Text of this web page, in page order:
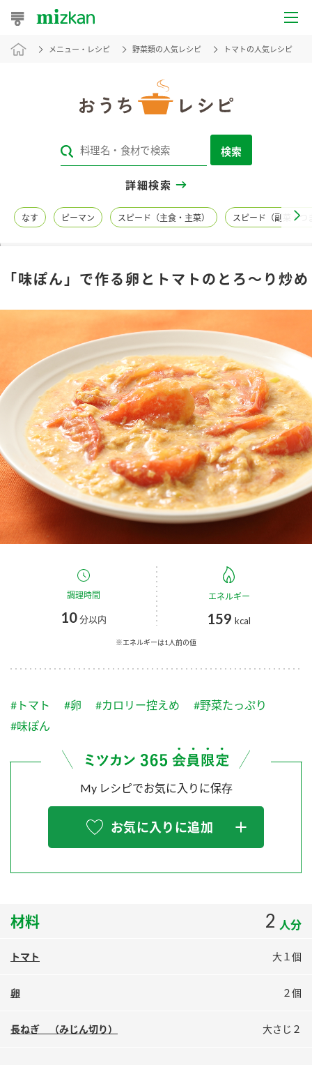
おうちレシピ
レシピカテゴリ一覧
レシピ名特集
商品情報
酢 調味酢
お酢ドリンク ぽん酢
みりん風・料理酒 鍋用調味料
スープ 中華
ふりかけ おすしの素
炊き込みご飯の素 米飯用調味液
Fibee
新商品一覧
キャンペーン情報
ブランド・スペシャルサイト
ブランド・スペシャルサイト トップ
商品ブランドサイト
Fibee（ファイビー）
お酢ドリンク
つゆ
納豆のサイト
三ツ判山吹
スペシャルサイト
お酢を知ろう！
すしラボ
納豆の豆知識
企業情報
国内事業概要
企業理念
ミツカンの歴史
ミツカンを知る
環境への取り組み
MIM（ミツカンミュージアム）
お客様の声をいかしました
販売終了製品のご案内
よくあるご質問
メニュー・レシピ 野菜類の人気レシピ トマトの人気レシピ
検索
詳細検索
なす ピーマン スピード（主食・主菜） スピード（副菜・つ
「味ぽん」で作る卵とトマトのとろ～り炒め
調理時間
10分以内
エネルギー
159 kcal
※エネルギーは1人前の値
#トマト #卵 #カロリー控えめ
#野菜たっぷり
#味ぽん
My レシピでお気に入りに保存
お気に入りに追加
材料 2 人分
トマト 大１個
卵 ２個
長ねぎ （みじん切り） 大さじ２